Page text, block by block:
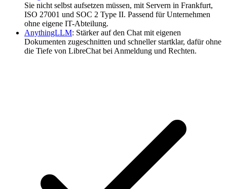
Sie nicht selbst aufsetzen müssen, mit Servern in Frankfurt,
ISO 27001 und SOC 2 Type II. Passend für Unternehmen
ohne eigene IT-Abteilung.
AnythingLLM: Stärker auf den Chat mit eigenen
Dokumenten zugeschnitten und schneller startklar, dafür ohne
die Tiefe von LibreChat bei Anmeldung und Rechten.